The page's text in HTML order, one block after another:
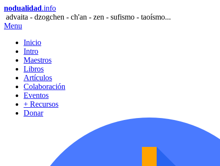
nodualidad.info
advaita - dzogchen - ch'an - zen - sufismo - taoísmo...
Menu
Inicio
Intro
Maestros
Libros
Artículos
Colaboración
Eventos
+ Recursos
Donar